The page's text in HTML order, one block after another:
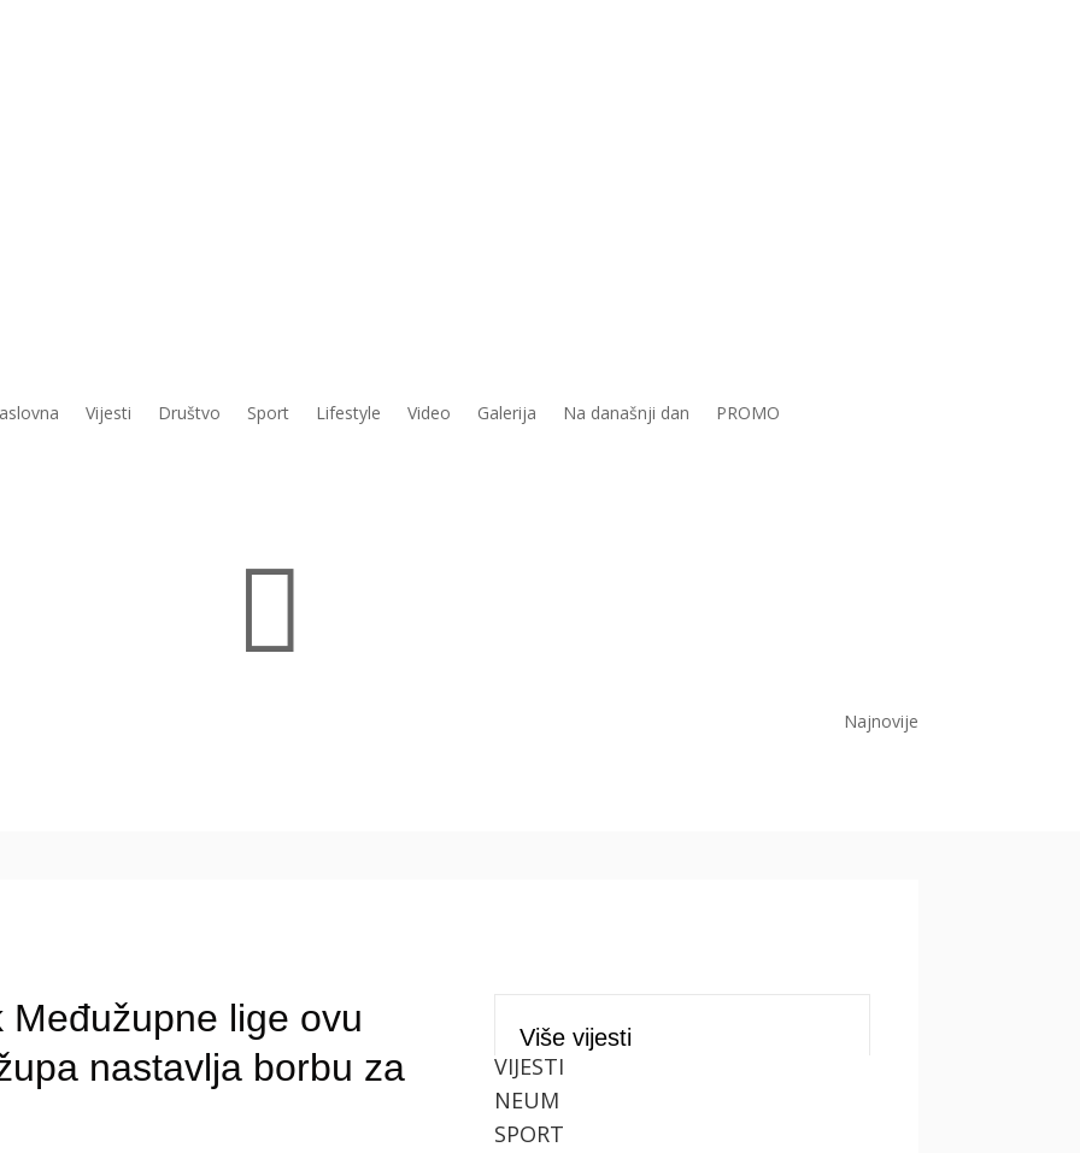
Vijesti Društvo Sport Lifestyle Video Galerija Na današnji dan PROMO

Najnovije
Međužupne lige ovu
nastavlja borbu za
Više vijesti
VIJESTI
NEUM
SPORT